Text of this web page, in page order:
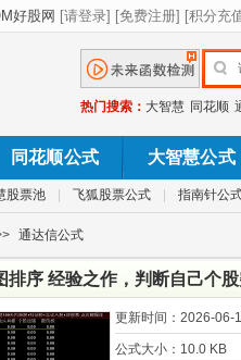
热门搜索： 大智慧 同花顺
同花顺公式 大智慧公式
股票池 飞狐股票公式 指南针公
通达信公式
排序 经验之作，判断自己个
更新时间： 2026-06-
公式大小： 10.0 KB